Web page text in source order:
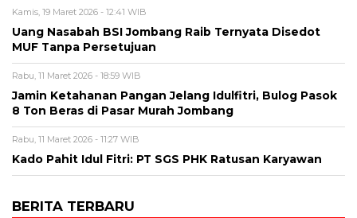
Kamis, 19 Maret 2026 - 12:41 WIB
Uang Nasabah BSI Jombang Raib Ternyata Disedot
MUF Tanpa Persetujuan
Rabu, 11 Maret 2026 - 18:59 WIB
Jamin Ketahanan Pangan Jelang Idulfitri, Bulog Pasok
8 Ton Beras di Pasar Murah Jombang
Rabu, 11 Maret 2026 - 11:27 WIB
Kado Pahit Idul Fitri: PT SGS PHK Ratusan Karyawan
BERITA TERBARU